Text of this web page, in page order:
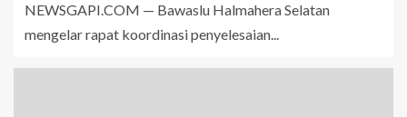
NEWSGAPI.COM — Bawaslu Halmahera Selatan
mengelar rapat koordinasi penyelesaian...